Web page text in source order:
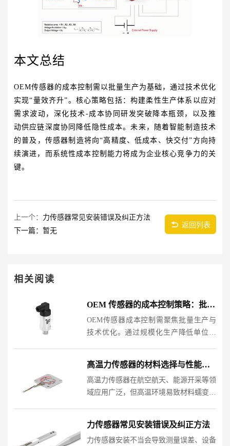
本文总结
OEM传感器的成本控制需以批量生产为基础，通过技术优化
实现“量效齐升”。核心策略包括：构建柔性生产体系以应对
需求波动，深化技术-成本协同研发突破降本瓶颈，以及推
动供应链深度协同降低隐性成本。未来，随着智能制造技术
的普及，传感器制造将向“高精度、低成本、快交付”方向持
续演进，而系统性成本控制能力将成为企业核心竞争力的关
键。
上一个： 力传感器常见安装错误及纠正方法
下一篇：暂无
返回列表
相关阅读
OEM 传感器的成本控制策略：批量生产与技术优化
OEM传感器成本控制需聚焦批量生产与
技术优化。通过规模化生产降低单位成
衡。本文从生产模式、技术路径、供应链
协同等维度展开分析，提供......
高温力传感器的材料选择与性能优化
高温力传感器在航空航天、能源开采等领
域应用广泛，但高温环境易致材料蠕变、
方案，提出通过耐高温合金、陶瓷复合材
料、弹性体优化及温度......
力传感器常见安装错误及纠正方法
力传感器安装不当会导致测量误差、设备